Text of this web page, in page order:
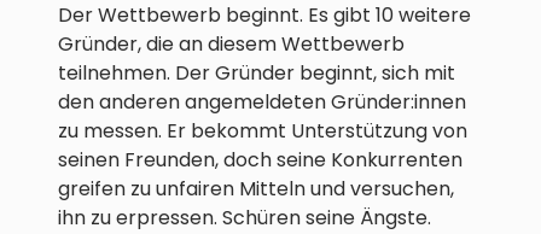
Der Wettbewerb beginnt. Es gibt 10 weitere
Gründer, die an diesem Wettbewerb
teilnehmen. Der Gründer beginnt, sich mit
den anderen angemeldeten Gründer:innen
zu messen. Er bekommt Unterstützung von
seinen Freunden, doch seine Konkurrenten
greifen zu unfairen Mitteln und versuchen,
ihn zu erpressen. Schüren seine Ängste.